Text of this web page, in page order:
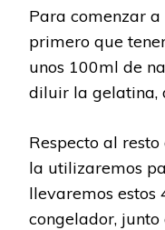
Para comenzar
primero que
unos 100ml de
diluir la gelatina,
Respecto al
la utilizaremos
llevaremos
congelador,